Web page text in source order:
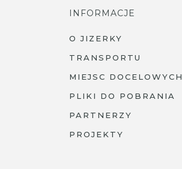
INFORMACJE
O JIZERKY
TRANSPORTU
MIEJSC DOCELOWYCH
PLIKI DO POBRANIA
PARTNERZY
PROJEKTY